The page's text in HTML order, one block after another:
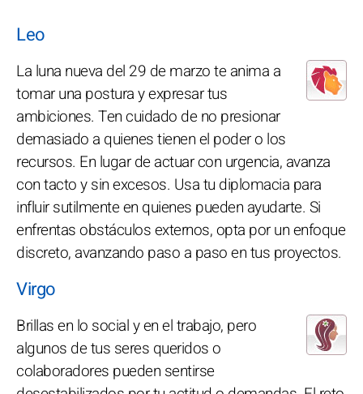
Leo
La luna nueva del 29 de marzo te anima a
tomar una postura y expresar tus
ambiciones. Ten cuidado de no presionar
demasiado a quienes tienen el poder o los
recursos. En lugar de actuar con urgencia, avanza
con tacto y sin excesos. Usa tu diplomacia para
influir sutilmente en quienes pueden ayudarte. Si
enfrentas obstáculos externos, opta por un enfoque
discreto, avanzando paso a paso en tus proyectos.
Virgo
Brillas en lo social y en el trabajo, pero
algunos de tus seres queridos o
colaboradores pueden sentirse